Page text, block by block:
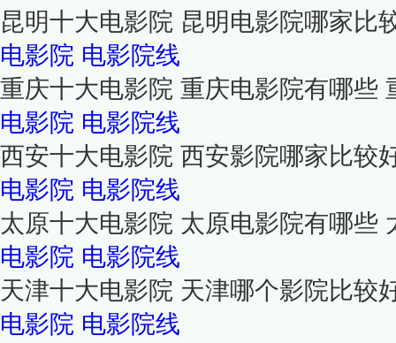
昆明十大电影院 昆明电影院哪家比
电影院 电影院线
重庆十大电影院 重庆电影院有哪些
电影院 电影院线
西安十大电影院 西安影院哪家比较
电影院 电影院线
太原十大电影院 太原电影院有哪些
电影院 电影院线
天津十大电影院 天津哪个影院比较
电影院 电影院线